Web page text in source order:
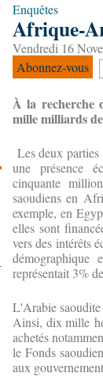
Enquêtes
Afrique-
Vendredi 16
Abonnez-vous
À la recherche
mille milliards
Les deux
une présence
cinquante
saoudiens en
exemple, en
elles sont
vers des intérêts
représentait 3%
L'Arabie
Ainsi, dix mille
achetés
le Fonds
aux